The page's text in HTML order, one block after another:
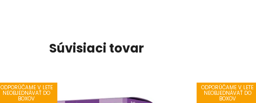
Súvisiaci tovar
ODPORÚČAME V LETE
NEOBJEDNÁVAŤ DO
BOXOV
ODPORÚČAME V LETE
NEOBJEDNÁVAŤ DO
BOXOV